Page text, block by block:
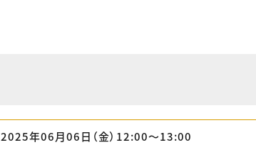
2025年06月06日（金）12:00〜13:00